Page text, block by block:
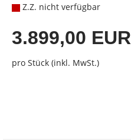
Z.Z. nicht verfügbar
3.899,00 EUR
pro Stück (inkl. MwSt.)